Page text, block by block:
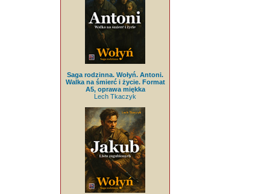
Saga rodzinna. Wołyń. Antoni.
Walka na śmierć i życie. Format
A5, oprawa miękka
Lech Tkaczyk